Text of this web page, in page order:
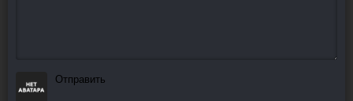
Отправить